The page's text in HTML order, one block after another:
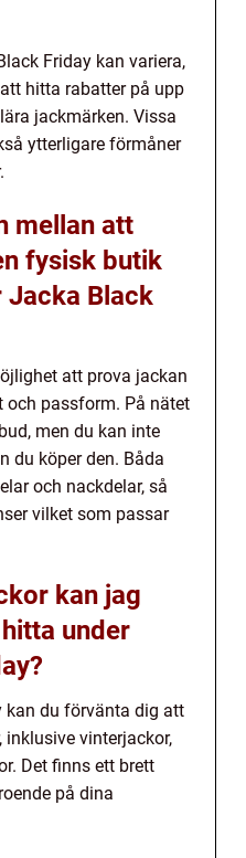
Friday kan variera,
hitta rabatter på upp
jackmärken. Vissa
ytterligare förmåner
mellan att
fysisk butik
Jacka Black
att prova jackan
och passform. På nätet
men du kan inte
du köper den. Båda
och nackdelar, så
vilket som passar
kan jag
under
kan du förvänta dig att
vinterjackor,
Det finns ett brett
på dina